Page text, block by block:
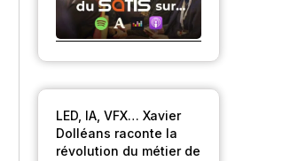
LED, IA, VFX… Xavier
Dolléans raconte la
révolution du métier de